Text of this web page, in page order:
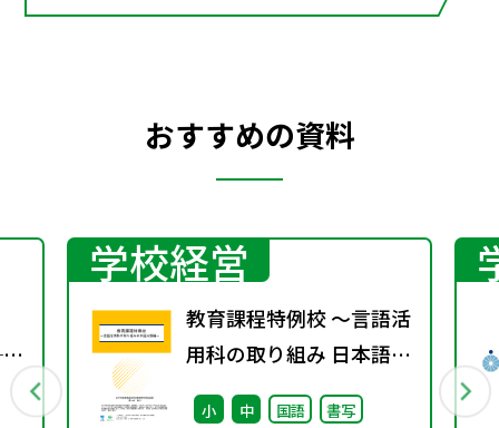
おすすめの資料
学校経営
教育課程特例校 ～言語活
用科の取り組み 日本語分
野編～
小 中 国語
書写